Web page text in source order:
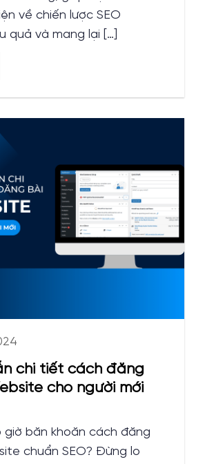
về chiến lược SEO
quả và mang lại […]
chi tiết cách đăng
cho người mới
giờ băn khoăn cách đăng
chuẩn SEO? Đừng lo